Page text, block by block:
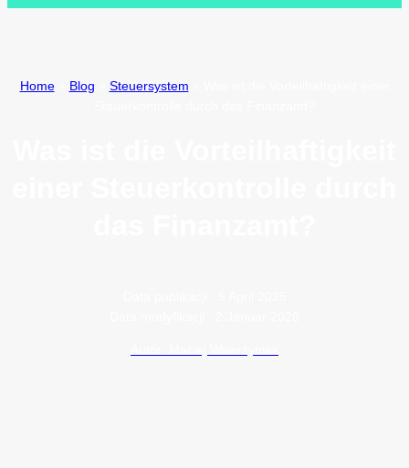
Home» Blog Steuersystem